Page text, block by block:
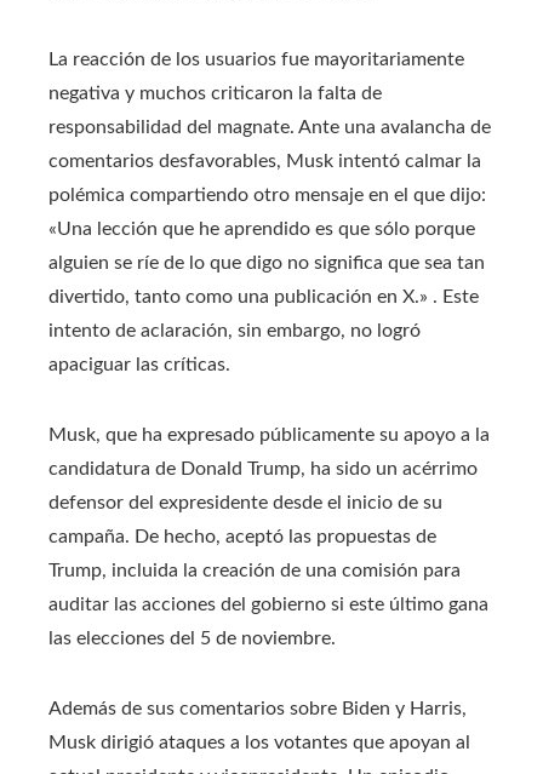
La reacción de los usuarios fue mayoritariamente
negativa y muchos criticaron la falta de
responsabilidad del magnate. Ante una avalancha de
comentarios desfavorables, Musk intentó calmar la
polémica compartiendo otro mensaje en el que dijo:
«Una lección que he aprendido es que sólo porque
alguien se ríe de lo que digo no significa que sea tan
divertido, tanto como una publicación en X.» . Este
intento de aclaración, sin embargo, no logró
apaciguar las críticas.
Musk, que ha expresado públicamente su apoyo a la
candidatura de Donald Trump, ha sido un acérrimo
defensor del expresidente desde el inicio de su
campaña. De hecho, aceptó las propuestas de
Trump, incluida la creación de una comisión para
auditar las acciones del gobierno si este último gana
las elecciones del 5 de noviembre.
Además de sus comentarios sobre Biden y Harris,
Musk dirigió ataques a los votantes que apoyan al